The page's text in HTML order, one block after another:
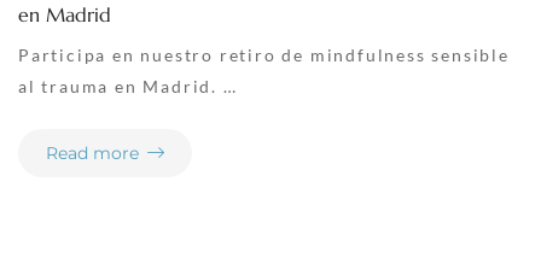
en Madrid
Participa en nuestro retiro de mindfulness sensible
al trauma en Madrid. …
Read more